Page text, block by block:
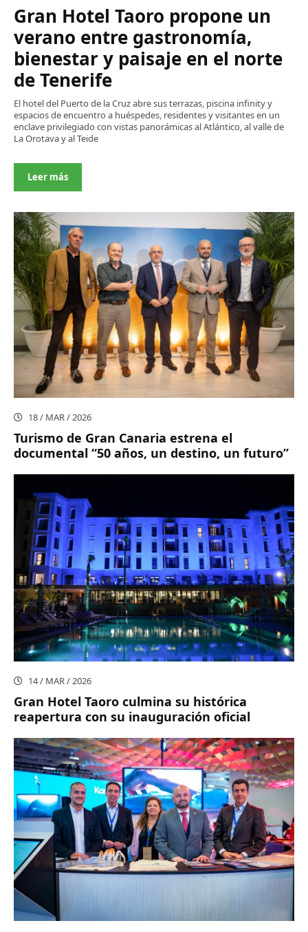
Gran Hotel Taoro propone un
verano entre gastronomía,
bienestar y paisaje en el norte
de Tenerife
El hotel del Puerto de la Cruz abre sus terrazas, piscina infinity y
espacios de encuentro a huéspedes, residentes y visitantes en un
enclave privilegiado con vistas panorámicas al Atlántico, al valle de
La Orotava y al Teide
Leer más
18 / MAR / 2026
Turismo de Gran Canaria estrena el
documental “50 años, un destino, un futuro”
14 / MAR / 2026
Gran Hotel Taoro culmina su histórica
reapertura con su inauguración oficial